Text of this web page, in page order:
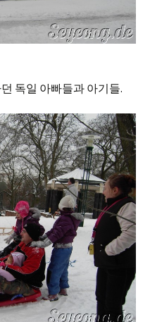
독일 아빠들과 아기들.